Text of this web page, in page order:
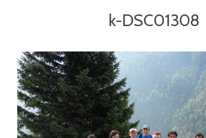
k-DSC01308